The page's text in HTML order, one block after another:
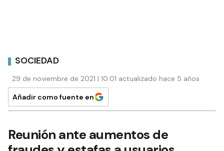
SOCIEDAD
29 de noviembre de 2021 | 10:01 actualizado hace 5 años
Añadir como fuente en
Reunión ante aumentos de